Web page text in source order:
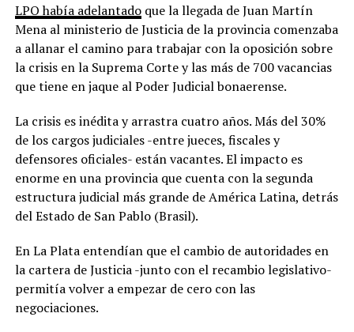
LPO había adelantadoque la llegada de Juan Martín
Mena al ministerio de Justicia de la provincia comenzaba
a allanar el camino para trabajar con la oposición sobre
la crisis en la Suprema Corte y las más de 700 vacancias
que tiene en jaque al Poder Judicial bonaerense.
La crisis es inédita y arrastra cuatro años. Más del 30%
de los cargos judiciales -entre jueces, fiscales y
defensores oficiales- están vacantes. El impacto es
enorme en una provincia que cuenta con la segunda
estructura judicial más grande de América Latina, detrás
del Estado de San Pablo (Brasil).
En La Plata entendían que el cambio de autoridades en
la cartera de Justicia -junto con el recambio legislativo-
permitía volver a empezar de cero con las
negociaciones.